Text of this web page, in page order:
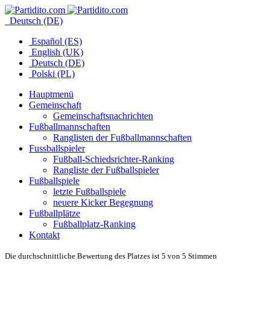
Deutsch (DE)
Español (ES)
English (UK)
Deutsch (DE)
Polski (PL)
Hauptmenü
Gemeinschaft
Gemeinschaftsnachrichten
Fußballmannschaften
Ranglisten der Fußballmannschaften
Fussballspieler
Fußball-Schiedsrichter-Ranking
Rangliste der Fußballspieler
Fußballspiele
letzte Fußballspiele
neuere Kicker Begegnung
Fußballplätze
Fußballplatz-Ranking
Kontakt
Die durchschnittliche Bewertung des Platzes ist 5 von 5 Stimmen